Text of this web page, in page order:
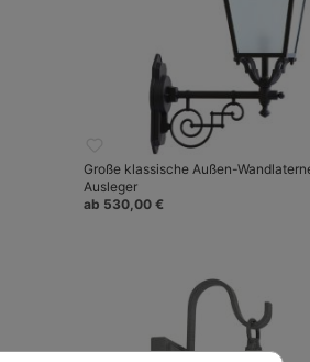
Große klassische Außen-
Ausleger
ab 530,00 €